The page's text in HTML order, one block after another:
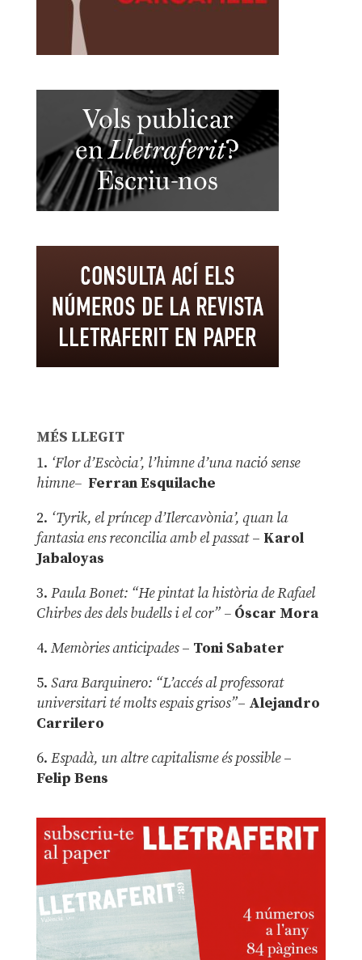
MÉS LLEGIT
1. ‘Flor d’Escòcia’, l’himne d’una nació sense
himne– Ferran Esquilache
2. ‘Tyrik, el príncep d’Ilercavònia’, quan la
fantasia ens reconcilia amb el passat– Karol
Jabaloyas
3. Paula Bonet: “He pintat la història de Rafael
Chirbes des dels budells i el cor” –Óscar Mora
4. Memòries anticipades– Toni Sabater
5. Sara Barquinero: “L’accés al professorat
universitari té molts espais grisos”– Alejandro
Carrilero
6. Espadà, un altre capitalisme és possible –
Felip Bens